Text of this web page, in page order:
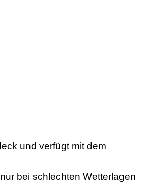
und verfügt mit dem
bei schlechten Wetterlagen